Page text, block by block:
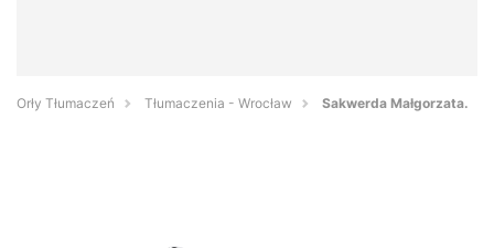
Orły Tłumaczeń Tłumaczenia - Wrocław Sakwerda Małgorzata.